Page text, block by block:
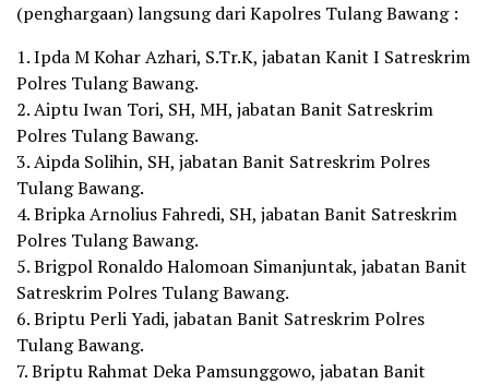
(penghargaan) langsung dari Kapolres Tulang Bawang :
1. Ipda M Kohar Azhari, S.Tr.K, jabatan Kanit I Satreskrim
Polres Tulang Bawang.
2. Aiptu Iwan Tori, SH, MH, jabatan Banit Satreskrim
Polres Tulang Bawang.
3. Aipda Solihin, SH, jabatan Banit Satreskrim Polres
Tulang Bawang.
4. Bripka Arnolius Fahredi, SH, jabatan Banit Satreskrim
Polres Tulang Bawang.
5. Brigpol Ronaldo Halomoan Simanjuntak, jabatan Banit
Satreskrim Polres Tulang Bawang.
6. Briptu Perli Yadi, jabatan Banit Satreskrim Polres
Tulang Bawang.
7. Briptu Rahmat Deka Pamsunggowo, jabatan Banit